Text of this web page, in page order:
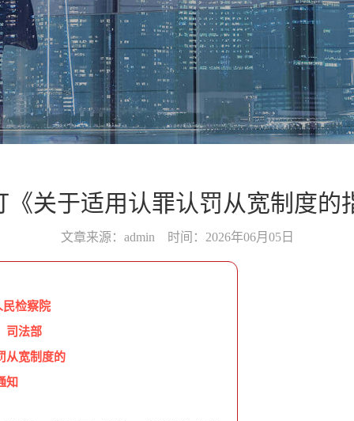
《关于适用认罪认罚从宽制度的
文章来源：admin 时间：2026年06月05日
检察院
司法部
从宽制度的
知